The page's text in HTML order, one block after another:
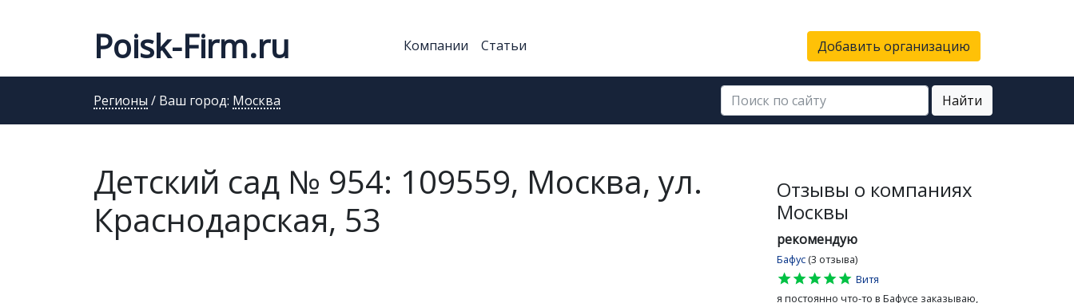
Poisk-Firm.ru Компании Статьи Добавить организацию
Регионы / Ваш город: Москва Найти
Детский сад № 954: 109559, Москва, ул.
Краснодарская, 53
Отзывы о компаниях
Москвы
рекомендую
Бафус (3 отзыва)
star
star
star
star
star
Витя
я постоянно что-то в Бафусе заказываю,